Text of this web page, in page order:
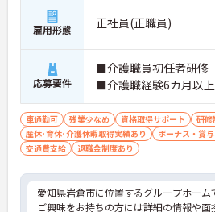
雇用形態 正社員(正職員)
応募要件
■介護職員初任者研修
■介護職経験6カ月以上
車通勤可 残業少なめ 資格取得サポート
研修
産休･育休･介護休暇取得実績あり
ボーナス・賞
交通費支給
退職金制度あり
愛知県岩倉市に位置するグループホーム
ご興味をお持ちの方には詳細の情報や面